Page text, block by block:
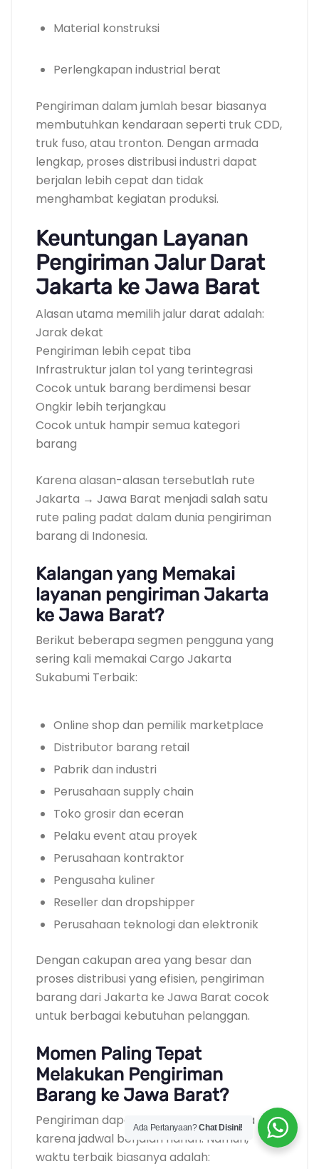
Material konstruksi
Perlengkapan industrial berat
Pengiriman dalam jumlah besar biasanya
membutuhkan kendaraan seperti truk CDD,
truk fuso, atau tronton. Dengan armada
lengkap, proses distribusi industri dapat
berjalan lebih cepat dan tidak
menghambat kegiatan produksi.
Keuntungan Layanan
Pengiriman Jalur Darat
Jakarta ke Jawa Barat
Alasan utama memilih jalur darat adalah:
Jarak dekat
Pengiriman lebih cepat tiba
Infrastruktur jalan tol yang terintegrasi
Cocok untuk barang berdimensi besar
Ongkir lebih terjangkau
Cocok untuk hampir semua kategori
barang
Karena alasan-alasan tersebutlah rute
Jakarta → Jawa Barat menjadi salah satu
rute paling padat dalam dunia pengiriman
barang di Indonesia.
Kalangan yang Memakai
layanan pengiriman Jakarta
ke Jawa Barat?
Berikut beberapa segmen pengguna yang
sering kali memakai Cargo Jakarta
Sukabumi Terbaik:
Online shop dan pemilik marketplace
Distributor barang retail
Pabrik dan industri
Perusahaan supply chain
Toko grosir dan eceran
Pelaku event atau proyek
Perusahaan kontraktor
Pengusaha kuliner
Reseller dan dropshipper
Perusahaan teknologi dan elektronik
Dengan cakupan area yang besar dan
proses distribusi yang efisien, pengiriman
barang dari Jakarta ke Jawa Barat cocok
untuk berbagai kebutuhan pelanggan.
Momen Paling Tepat
Melakukan Pengiriman
Barang ke Jawa Barat?
Pengiriman dapat dilakukan kapan saja
karena jadwal berjalan harian. Namun,
waktu terbaik biasanya adalah:
Ada Pertanyaan?Chat Disini!